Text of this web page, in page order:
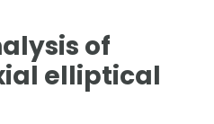
of
elliptical